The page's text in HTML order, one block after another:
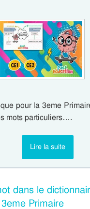
pour la 3eme
mots particuliers….
Lire la suite
dans le
Primaire